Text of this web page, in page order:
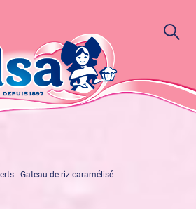
Gateau de riz caramélisé